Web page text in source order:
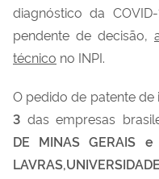
diagnóstico da
pendente de decisão,
técnico no INPI.
O pedido de patente de
3 das empresas
DE MINAS GERAIS e